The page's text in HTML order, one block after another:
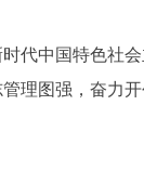
代中国特色社
理图强，奋力